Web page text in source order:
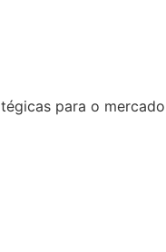
para o